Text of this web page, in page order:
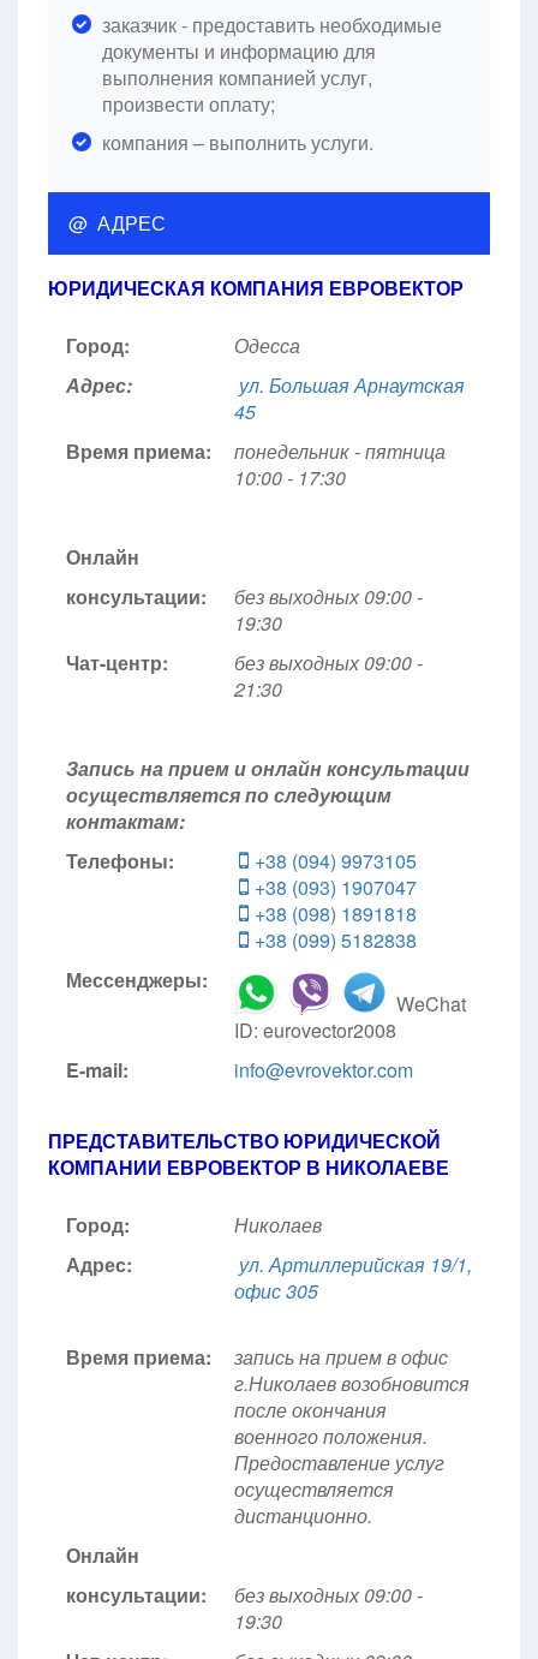
заказчик - предоставить необходимые
документы и информацию для
выполнения компанией услуг,
произвести оплату;
компания – выполнить услуги.
@ АДРЕС
ЮРИДИЧЕСКАЯ КОМПАНИЯ ЕВРОВЕКТОР
Город:
Одесса
Адрес:
ул. Большая Арнаутская
45
Время приема:
понедельник - пятница
10:00 - 17:30
Онлайн
консультации:
без выходных 09:00 -
19:30
Чат-центр:
без выходных 09:00 -
21:30
Запись на прием и онлайн консультации
осуществляется по следующим
контактам:
Телефоны:
+38 (094) 9973105
+38 (093) 1907047
+38 (098) 1891818
+38 (099) 5182838
Мессенджеры:
WeChat
ID: eurovector2008
E-mail:
info@evrovektor.com
ПРЕДСТАВИТЕЛЬСТВО ЮРИДИЧЕСКОЙ
КОМПАНИИ ЕВРОВЕКТОР В НИКОЛАЕВЕ
Город:
Николаев
Адрес:
ул. Артиллерийская 19/1,
офис 305
Время приема:
запись на прием в офис
г.Николаев возобновится
после окончания
военного положения.
Предоставление услуг
осуществляется
дистанционно.
Онлайн
консультации:
без выходных 09:00 -
19:30